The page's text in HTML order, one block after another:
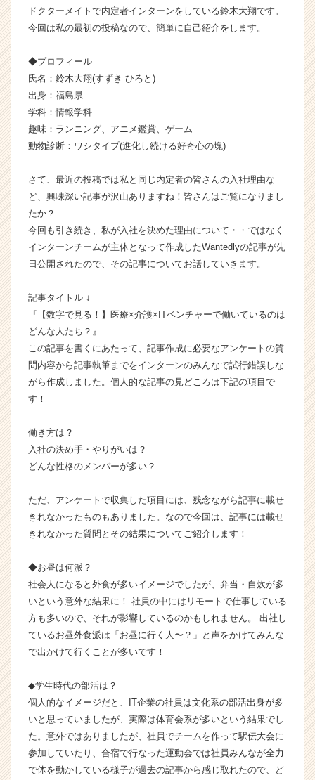
イ
ト
株
社
イ
ム
ラ
ン】
|
ン
チ
ー・
企
か
ら
ス
カ
届
く
活
サ
イ
ト
キ
ャ
リ
ア
（C
h
e
r
C
r
e
e
ドクターメイトで内定者インターンをしている鈴木大翔です。
今回は私の最初の投稿なので、簡単に自己紹介をします。
◆プロフィール
氏名：鈴木大翔(すずき ひろと)
出身：福島県
学科：情報学科
趣味：ランニング、アニメ鑑賞、ゲーム
動物診断：ワシタイプ(進化し続ける好奇心の塊)
さて、最近の投稿では私と同じ内定者の皆さんの入社理由な
ど、興味深い記事が沢山ありますね！皆さんはご覧になりまし
たか？
今回も引き続き、私が入社を決めた理由について・・ではなく
インターンチームが主体となって作成したWantedlyの記事が先
日公開されたので、その記事についてお話していきます。
記事タイトル ↓
『【数字で見る！】医療×介護×ITベンチャーで働いているのは
どんな人たち？』
この記事を書くにあたって、記事作成に必要なアンケートの質
問内容から記事執筆までをインターンのみんなで試行錯誤しな
がら作成しました。個人的な記事の見どころは下記の項目で
す！
働き方は？
入社の決め手・やりがいは？
どんな性格のメンバーが多い？
ただ、アンケートで収集した項目には、残念ながら記事に載せ
きれなかったものもありました。なので今回は、記事には載せ
きれなかった質問とその結果についてご紹介します！
◆お昼は何派？
社会人になると外食が多いイメージでしたが、弁当・自炊が多
いという意外な結果に！ 社員の中にはリモートで仕事している
方も多いので、それが影響しているのかもしれません。 出社し
ているお昼外食派は「お昼に行く人〜？」と声をかけてみんな
で出かけて行くことが多いです！
◆学生時代の部活は？
個人的なイメージだと、IT企業の社員は文化系の部活出身が多
いと思っていましたが、実際は体育会系が多いという結果でし
た。意外ではありましたが、社員でチームを作って駅伝大会に
参加していたり、合宿で行なった運動会では社員みんなが全力
で体を動かしている様子が過去の記事から感じ取れたので、ど